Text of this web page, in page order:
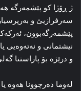
ژ ڕۆژا كو پێشمەرگە
سەرفرازيێ و
پێشمه‌رگه‌بوون،
نيشتمانی و نەتەوەیی
و درێژە بۆ پاراستنا
لەوما دەرچوونا هەوە